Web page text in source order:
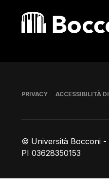
Bocconi shop
© Università Bocconi -
PI 03628350153
Piè di pagina
PRIVACY ACCESSIBILITÀ